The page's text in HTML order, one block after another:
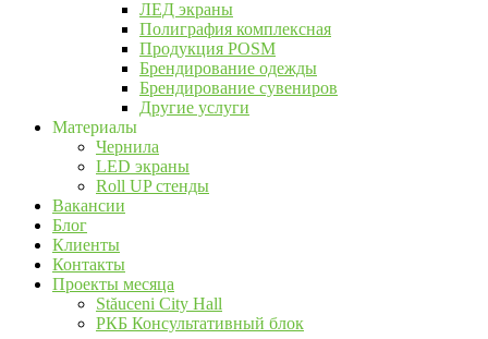
ЛЕД экраны
Полиграфия комплексная
Продукция POSM
Брендирование одежды
Брендирование сувениров
Другие услуги
Материалы
Чернила
LED экраны
Roll UP стенды
Вакансии
Блог
Клиенты
Контакты
Проекты месяца
Stăuceni City Hall
РКБ Консультативный блок